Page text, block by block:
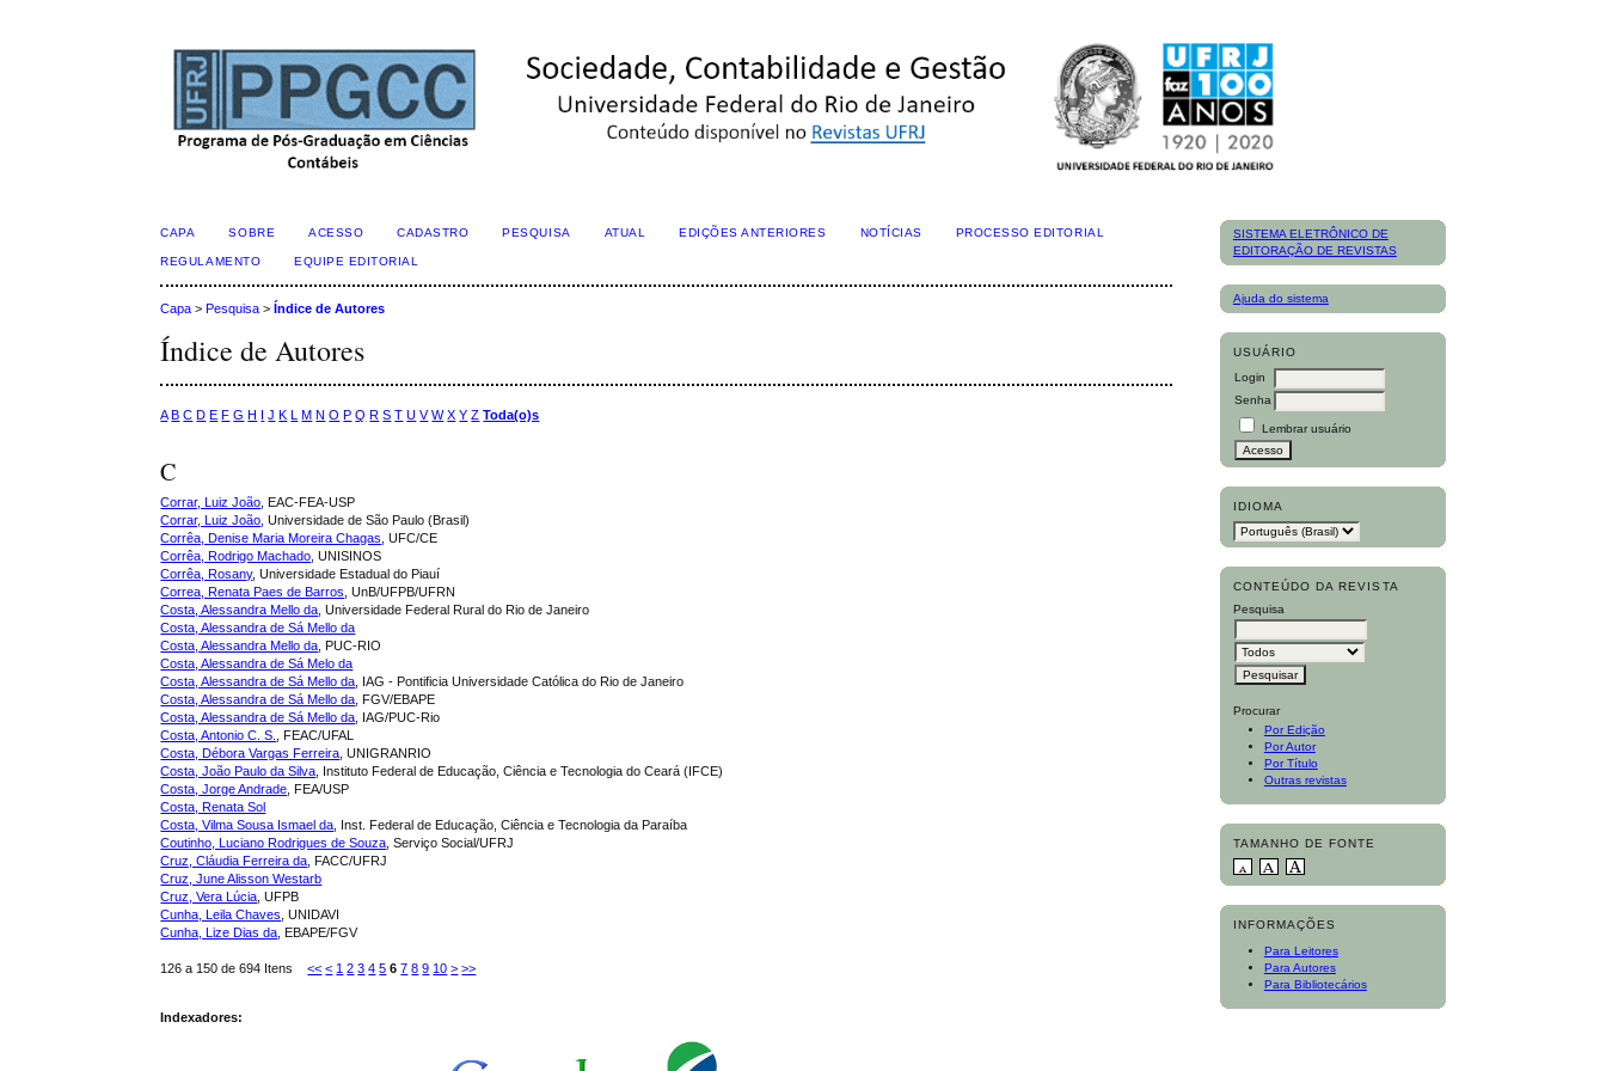
SISTEMA ELETRÔNICO DE
EDITORAÇÃO DE REVISTAS
Ajuda do sistema
USUÁRIO
Login
Senha
Lembrar usuário
IDIOMA
CONTEÚDO DA REVISTA
Pesquisa
Procurar
Por Edição
Por Autor
Por Título
Outras revistas
TAMANHO DE FONTE
INFORMAÇÕES
Para Leitores
Para Autores
Para Bibliotecários
CAPA SOBRE ACESSO CADASTRO PESQUISA ATUAL EDIÇÕES ANTERIORES NOTÍCIAS PROCESSO EDITORIAL
REGULAMENTO EQUIPE EDITORIAL
Capa >Pesquisa >Índice de Autores
Índice de Autores
A B C D E F G H I J K L M N O P Q R S T U V W X Y Z Toda(o)s
C
Corrar, Luiz João , EAC-FEA-USP
Corrar, Luiz João , Universidade de São Paulo (Brasil)
Corrêa, Denise Maria Moreira Chagas , UFC/CE
Corrêa, Rodrigo Machado , UNISINOS
Corrêa, Rosany, Universidade Estadual do Piauí
Correa, Renata Paes de Barros , UnB/UFPB/UFRN
Costa, Alessandra Mello da , Universidade Federal Rural do Rio de Janeiro
Costa, Alessandra de Sá Mello da
Costa, Alessandra Mello da , PUC-RIO
Costa, Alessandra de Sá Melo da
Costa, Alessandra de Sá Mello da , IAG - Pontificia Universidade Católica do Rio de Janeiro
Costa, Alessandra de Sá Mello da , FGV/EBAPE
Costa, Alessandra de Sá Mello da , IAG/PUC-Rio
Costa, Antonio C. S.
, FEAC/UFAL
Costa, Débora Vargas Ferreira , UNIGRANRIO
Costa, João Paulo da Silva , Instituto Federal de Educação, Ciência e Tecnologia do Ceará (IFCE)
Costa, Jorge Andrade , FEA/USP
Costa, Renata Sol
Costa, Vilma Sousa Ismael da , Inst. Federal de Educação, Ciência e Tecnologia da Paraíba
Coutinho, Luciano Rodrigues de Souza , Serviço Social/UFRJ
Cruz, Cláudia Ferreira da , FACC/UFRJ
Cruz, June Alisson Westarb
Cruz, Vera Lúcia , UFPB
Cunha, Leila Chaves , UNIDAVI
Cunha, Lize Dias da , EBAPE/FGV
126 a 150 de 694 Itens<< < 1 2 3 4 5 6 7 8 9 10 > >>
Indexadores: